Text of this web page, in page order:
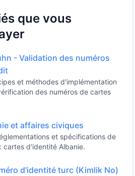
que vous
- Validation des numéros
et méthodes d'implémentation
des numéros de cartes
et affaires civiques
et spécifications de
cartes d'identité Albanie.
d'identité turc (Kimlik No)